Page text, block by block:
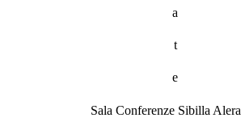
a
t
e
Sala Conferenze Sibilla